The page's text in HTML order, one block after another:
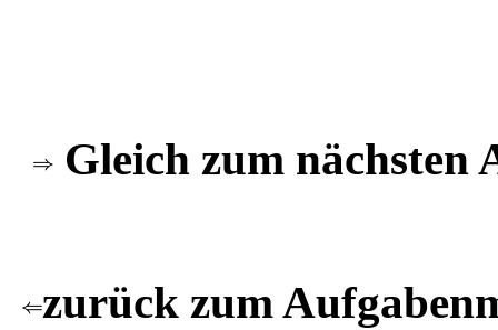
Gleich zum nächsten
zurück zum